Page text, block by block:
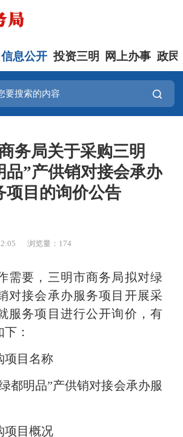
信息公开 投资三明 网上办事 政民
务局关于采购三明
品”产供销对接会承办
项目的询价公告
浏览量：174
要，三明市商务局拟对绿
对接会承办服务项目开展采
服务项目进行公开询价，有
：
目名称
明品”产供销对接会承办服
目概况